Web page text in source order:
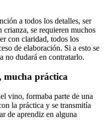
a todos los detalles, ser
crianza, se requieren muchos
con claridad, todos los
de elaboración. Si a esto se
no dudará en contratarlo.
mucha práctica
vino, formaba parte de una
la práctica y se transmitía
de aprendiz en alguna